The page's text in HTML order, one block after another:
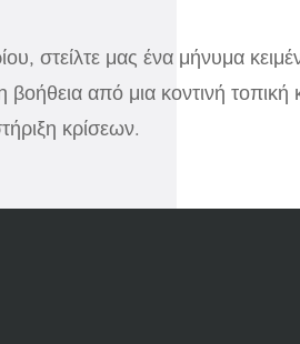
στείλτε μας ένα μήνυμα
από μια κοντινή τοπική
κρίσεων.